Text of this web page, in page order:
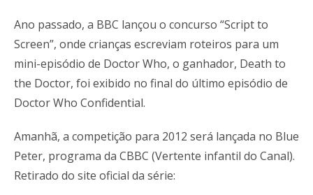
Ano passado, a BBC lançou o concurso “Script to
Screen”, onde crianças escreviam roteiros para um
mini-episódio de Doctor Who, o ganhador, Death to
the Doctor, foi exibido no final do último episódio de
Doctor Who Confidential.
Amanhã, a competição para 2012 será lançada no Blue
Peter, programa da CBBC (Vertente infantil do Canal).
Retirado do site oficial da série: